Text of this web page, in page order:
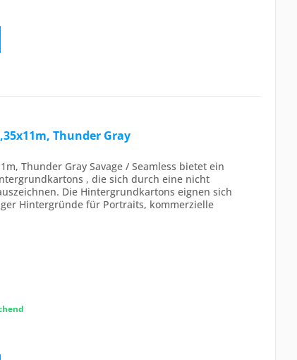
Thunder Gray
Thunder Gray Savage / Seamless bietet ein
, die sich durch eine nicht
Die Hintergrundkartons eignen sich
Hintergründe für Portraits, kommerzielle